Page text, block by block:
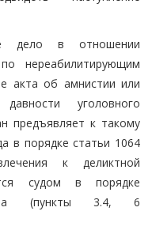
дело в отношении
нереабилитирующим
акта об амнистии или
уголовного
предъявляет к такому
в порядке статьи 1064
к деликтной
судом в порядке
(пункты 3.4, 6